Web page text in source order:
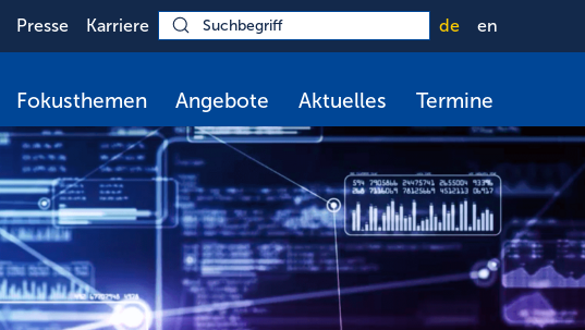
Presse Karriere de en
Fokusthemen Angebote Aktuelles Termine